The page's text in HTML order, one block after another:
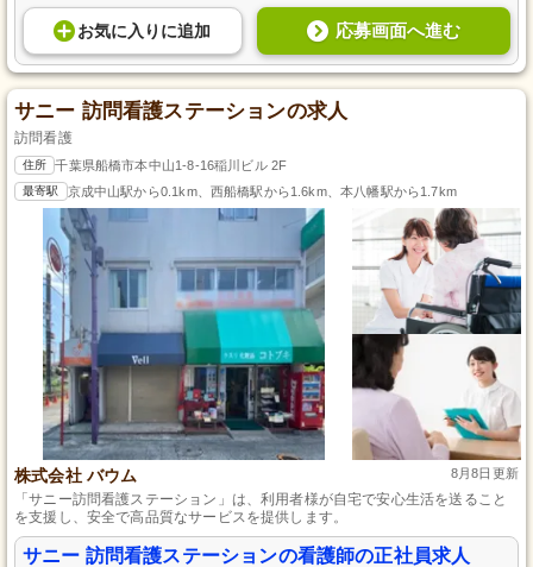
お気に入り に追加 応募画面へ進む
サニー 訪問看護ステーションの求人
訪問看護
住所 千葉県船橋市本中山1-8-16稲川ビル 2F
最寄駅 京成中山駅から0.1km、西船橋駅から1.6km、本八幡駅から1.7km
株式会社 バウム 8月8日更新
「サニー訪問看護ステーション」は、利用者様が自宅で安心生活を送ること
を支援し、安全で高品質なサービスを提供します。
サニー 訪問看護ステーションの看護師の正社員求人